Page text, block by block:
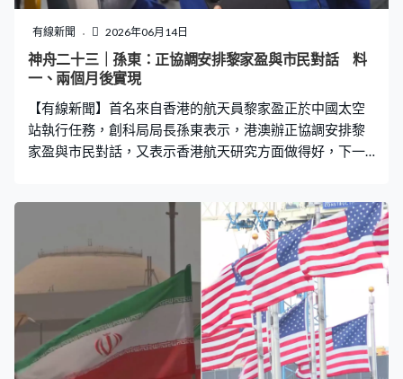
有線新聞 2026年06月14日
神舟二十三｜孫東：正協調安排黎家盈與市民對話 料
一、兩個月後實現
【有線新聞】首名來自香港的航天員黎家盈正於中國太空
站執行任務，創科局局長孫東表示，港澳辦正協調安排黎
家盈與市民對話，又表示香港航天研究方面做得好，下一
局局長孫東表示，招募時沒想到有百多人報名，對黎家盈
第一印象是謙虛，普通話亦進步得很快。至於市民大眾有
沒有機會與她來一場「天地對話」，孫東表示很快可以實
現，「我們現在正在港澳辦的協調下，與國家載人航天辦
公室積極協調，爭取在不久將來（一兩個星期？）沒有，
一兩個月以後差不多吧。社會各界反響非常熱烈，原來我
們說主要是青年、學生，後來接到大量的反饋，說我們社
會、青年、制服團體，包括她的同事，都想在地面上跟她